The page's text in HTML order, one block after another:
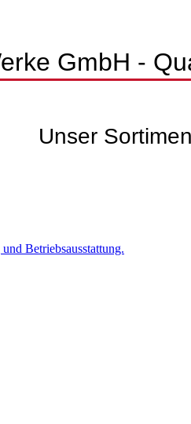
GmbH -
Unser
Betriebsausstattung.